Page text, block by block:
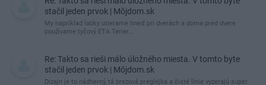
stačil jeden prvok | Môjdom.sk
My napríklad labky utierame hneď pri dverách a doma pred dvere
používame tyčový ETA Terier…
Re: Takto sa rieši málo úložného miesta. V tomto byte
stačil jeden prvok | Môjdom.sk
Dizajn je to nádherný, tá brezová preglejka a čisté línie vyzerajú super.